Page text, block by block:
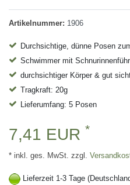
Artikelnummer: 1906
Durchsichtige, dünne Posen
Schwimmer mit
durchsichtiger Körper & gut
Tragkraft: 20g
Lieferumfang: 5 Posen
7,41 EUR *
* inkl. ges. MwSt. zzgl.
Lieferzeit 1-3 Tage